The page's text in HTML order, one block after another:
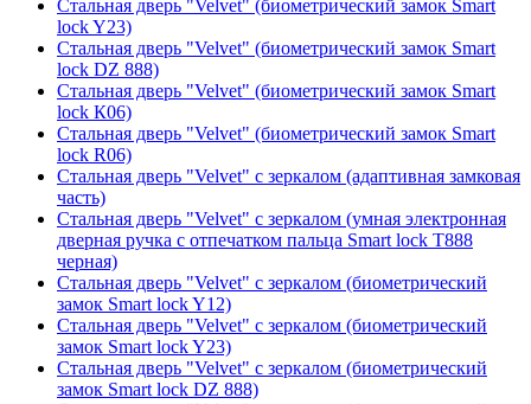
Стальная дверь "Velvet" (биометрический замок Smart
lock Y23)
Стальная дверь "Velvet" (биометрический замок Smart
lock DZ 888)
Стальная дверь "Velvet" (биометрический замок Smart
lock К06)
Стальная дверь "Velvet" (биометрический замок Smart
lock R06)
Стальная дверь "Velvet" с зеркалом (адаптивная замковая
часть)
Стальная дверь "Velvet" с зеркалом (умная электронная
дверная ручка с отпечатком пальца Smart lock T888
черная)
Стальная дверь "Velvet" с зеркалом (биометрический
замок Smart lock Y12)
Стальная дверь "Velvet" с зеркалом (биометрический
замок Smart lock Y23)
Стальная дверь "Velvet" с зеркалом (биометрический
замок Smart lock DZ 888)